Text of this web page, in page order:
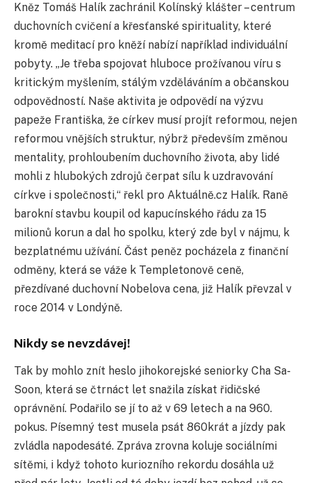
Kněz Tomáš Halík zachránil Kolínský klášter – centrum
duchovních cvičení a křesťanské spirituality, které
kromě meditací pro kněží nabízí například individuální
pobyty. „Je třeba spojovat hluboce prožívanou víru s
kritickým myšlením, stálým vzděláváním a občanskou
odpovědností. Naše aktivita je odpovědí na výzvu
papeže Františka, že církev musí projít reformou, nejen
reformou vnějších struktur, nýbrž především změnou
mentality, prohloubením duchovního života, aby lidé
mohli z hlubokých zdrojů čerpat sílu k uzdravování
církve i společnosti,“ řekl pro Aktuálně.cz Halík. Raně
barokní stavbu koupil od kapucínského řádu za 15
milionů korun a dal ho spolku, který zde byl v nájmu, k
bezplatnému užívání. Část peněz pocházela z finanční
odměny, která se váže k Templetonově ceně,
přezdívané duchovní Nobelova cena, již Halík převzal v
roce 2014 v Londýně.
Nikdy se nevzdávej!
Tak by mohlo znít heslo jihokorejské seniorky Cha Sa-
Soon, která se čtrnáct let snažila získat řidičské
oprávnění. Podařilo se jí to až v 69 letech a na 960.
pokus. Písemný test musela psát 860krát a jízdy pak
zvládla napodesáté. Zpráva zrovna koluje sociálními
sítěmi, i když tohoto kuriozního rekordu dosáhla už